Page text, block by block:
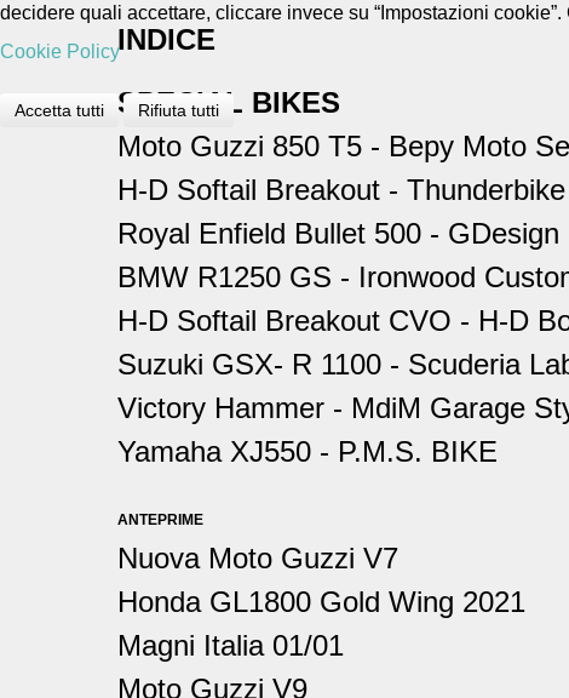
INDICE
SPECIAL BIKES
Moto Guzzi 850 T5 - Bepy Moto
H-D Softail Breakout - Thunderbike
Royal Enfield Bullet 500 -
BMW R1250 GS - Ironwood
H-D Softail Breakout CVO - H-D
Suzuki GSX- R 1100 - Scuderia
Victory Hammer - MdiM Garage
Yamaha XJ550 - P.M.S. BIKE
ANTEPRIME
Nuova Moto Guzzi V7
Honda GL1800 Gold Wing 2021
Magni Italia 01/01
Moto Guzzi V9
decidere quali accettare, cliccare invece su “Impostazioni
Cookie Policy
Accetta tutti Rifiuta tutti